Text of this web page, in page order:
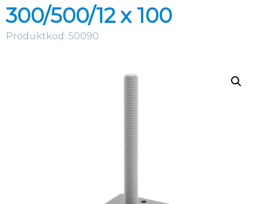
300/500/12 x 100
Produktkod: 50090